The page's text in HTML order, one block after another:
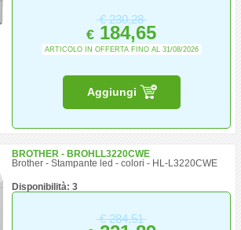
€230,28
€ 184,65
ARTICOLO IN OFFERTA FINO AL 31/08/2026
Aggiungi
BROTHER - BROHLL3220CWE
Brother - Stampante led - colori - HL-L3220CWE
Disponibilità: 3
€284,51